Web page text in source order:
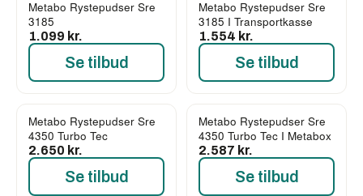
Metabo Rystepudser Sre
3185
1.099 kr.
Se tilbud
Metabo Rystepudser Sre
3185 I Transportkasse
1.554 kr.
Se tilbud
Metabo Rystepudser Sre
4350 Turbo Tec
2.650 kr.
Se tilbud
Metabo Rystepudser Sre
4350 Turbo Tec I Metabox
2.587 kr.
Se tilbud